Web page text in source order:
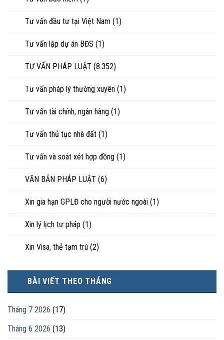
Tư vấn đầu tư tại Việt Nam (1)
Tư vấn lập dự án BĐS (1)
TƯ VẤN PHÁP LUẬT (8.352)
Tư vấn pháp lý thường xuyên (1)
Tư vấn tài chính, ngân hàng (1)
Tư vấn thủ tục nhà đất (1)
Tư vấn và soát xét hợp đồng (1)
VĂN BẢN PHÁP LUẬT (6)
Xin gia hạn GPLĐ cho người nước ngoài (1)
Xin lý lịch tư pháp (1)
Xin Visa, thẻ tạm trú (2)
BÀI VIẾT THEO THÁNG
Tháng 7 2026 (17)
Tháng 6 2026 (13)